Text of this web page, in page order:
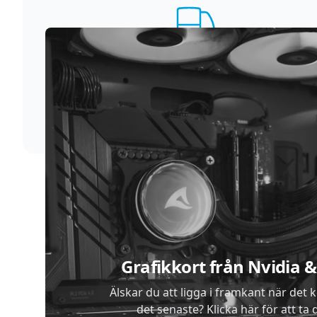
Supersnabb leverans
Vi förstår att du inte vill vänta. Därför packar och
skickar vi dina varor med blixtens hastighet
Grafikkort från Nvidia
Älskar du att ligga i framkant när det
det senaste? Klicka här för att ta